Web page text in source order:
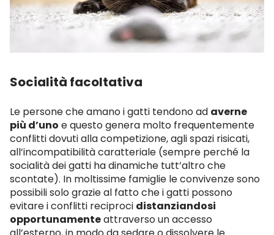
Socialità facoltativa
Le persone che amano i gatti tendono ad averne
più d’uno e questo genera molto frequentemente
conflitti dovuti alla competizione, agli spazi risicati,
all’incompatibilità caratteriale (sempre perché la
socialità dei gatti ha dinamiche tutt’altro che
scontate). In moltissime famiglie le convivenze sono
possibili solo grazie al fatto che i gatti possono
evitare i conflitti reciproci distanziandosi
opportunamenteattraverso un accesso